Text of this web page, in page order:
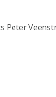
Peter